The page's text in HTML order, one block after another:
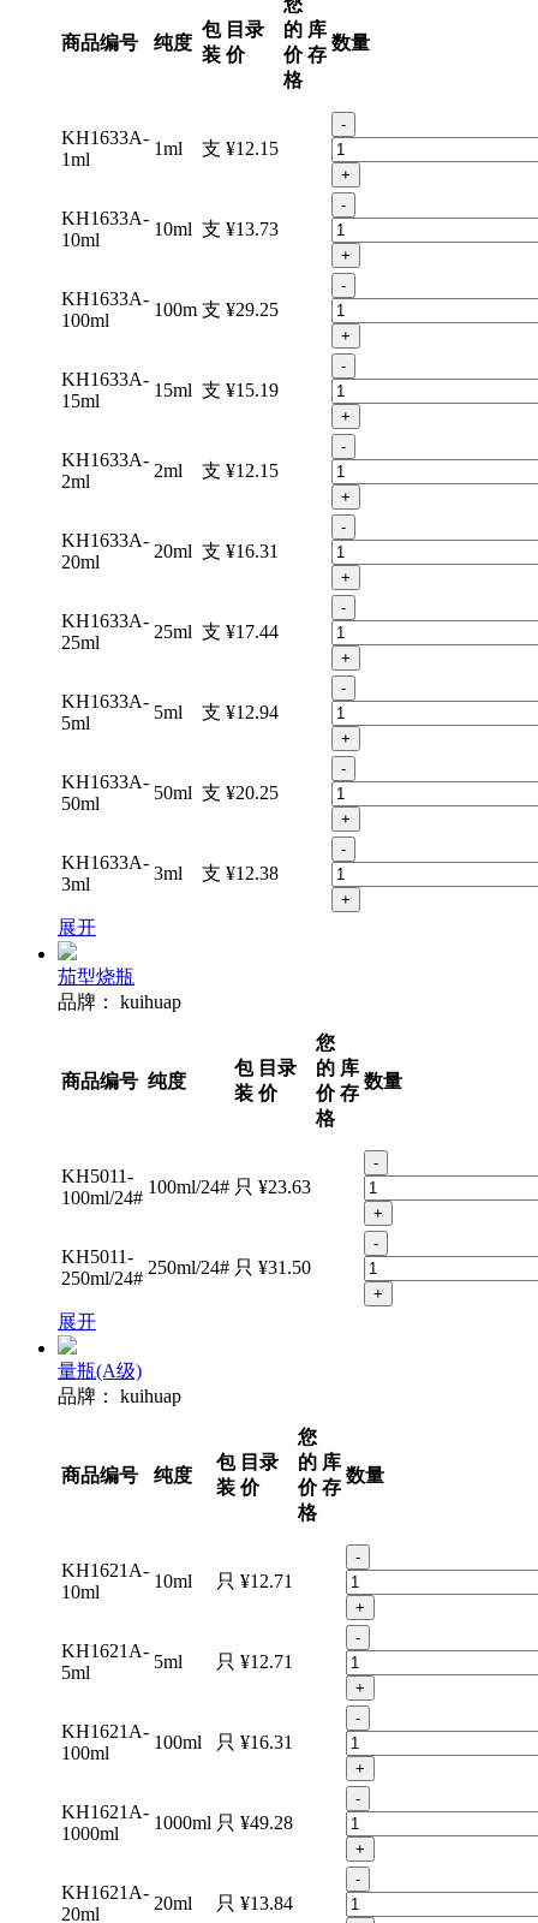
商品编号 纯度
包
装
目录
价
您
的
价
格
库
存
数量
KH1633A-
1ml
1ml 支 ¥12.15
-
+
KH1633A-
10ml
10ml 支 ¥13.73
-
+
KH1633A-
100ml
100m 支 ¥29.25
-
+
KH1633A-
15ml
15ml 支 ¥15.19
-
+
KH1633A-
2ml
2ml 支 ¥12.15
-
+
KH1633A-
20ml
20ml 支 ¥16.31
-
+
KH1633A-
25ml
25ml 支 ¥17.44
-
+
KH1633A-
5ml
5ml 支 ¥12.94
-
+
KH1633A-
50ml
50ml 支 ¥20.25
-
+
KH1633A-
3ml
3ml 支 ¥12.38
-
+
展开
茄型烧瓶
品牌：
kuihuap
商品编号 纯度
包
装
目录
价
您
的
价
格
库
存
数量
KH5011-
100ml/24#
100ml/24# 只 ¥23.63
-
+
KH5011-
250ml/24#
250ml/24# 只 ¥31.50
-
+
展开
量瓶(A级)
品牌：
kuihuap
商品编号 纯度
包
装
目录
价
您
的
价
格
库
存
数量
KH1621A-
10ml
10ml 只 ¥12.71
-
+
KH1621A-
5ml
5ml 只 ¥12.71
-
+
KH1621A-
100ml
100ml 只 ¥16.31
-
+
KH1621A-
1000ml
1000ml 只 ¥49.28
-
+
KH1621A-
20ml
20ml 只 ¥13.84
-